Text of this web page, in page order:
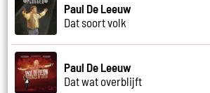
Paul De Leeuw
Dat soort volk
Paul De Leeuw
Dat wat overblijft